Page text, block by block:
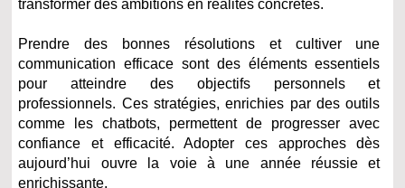
transformer des ambitions en réalités concrètes.
Prendre des bonnes résolutions et cultiver une
communication efficace sont des éléments essentiels
pour atteindre des objectifs personnels et
professionnels. Ces stratégies, enrichies par des outils
comme les chatbots, permettent de progresser avec
confiance et efficacité. Adopter ces approches dès
aujourd’hui ouvre la voie à une année réussie et
enrichissante.